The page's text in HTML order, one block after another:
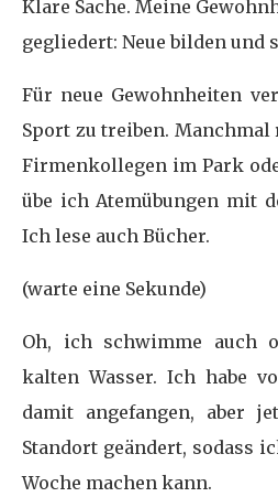
Klare Sache. Meine
gegliedert: Neue bilden und
Für neue Gewohnheiten
Sport zu treiben.
Firmenkollegen im Park
übe ich Atemübungen mit
Ich lese auch Bücher.
(warte eine Sekunde)
Oh, ich schwimme auch
kalten Wasser. Ich habe
damit angefangen, aber
Standort geändert, sodass
Woche machen kann.